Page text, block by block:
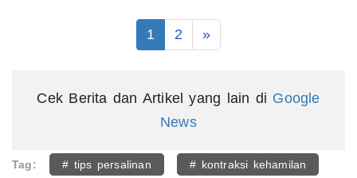
1 2 »
Cek Berita dan Artikel yang lain di Google
News
Tag: # tips persalinan # kontraksi kehamilan